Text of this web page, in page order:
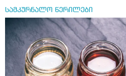
სამკურნალო წერილები